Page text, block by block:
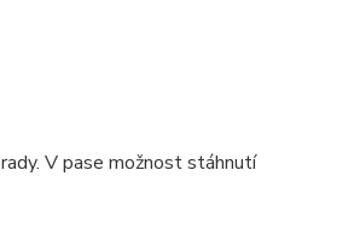
V pase možnost stáhnutí